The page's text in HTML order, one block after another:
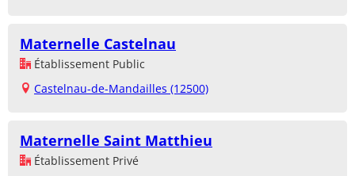
Maternelle Castelnau
Établissement Public
Castelnau-de-Mandailles (12500)
Maternelle Saint Matthieu
Établissement Privé